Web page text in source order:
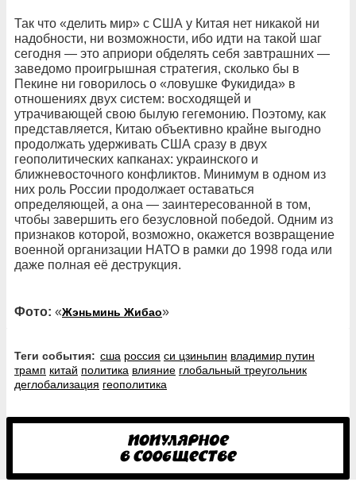
Так что «делить мир» с США у Китая нет никакой ни
надобности, ни возможности, ибо идти на такой шаг
сегодня — это априори обделять себя завтрашних —
заведомо проигрышная стратегия, сколько бы в
Пекине ни говорилось о «ловушке Фукидида» в
отношениях двух систем: восходящей и
утрачивающей свою былую гегемонию. Поэтому, как
представляется, Китаю объективно крайне выгодно
продолжать удерживать США сразу в двух
геополитических капканах: украинского и
ближневосточного конфликтов. Минимум в одном из
них роль России продолжает оставаться
определяющей, а она — заинтересованной в том,
чтобы завершить его безусловной победой. Одним из
признаков которой, возможно, окажется возвращение
военной организации НАТО в рамки до 1998 года или
даже полная её деструкция.
Фото: «Жэньминь Жибао»
Теги события: сша россия си цзиньпин владимир путин
трамп китай политика влияние глобальный треугольник
деглобализация геополитика